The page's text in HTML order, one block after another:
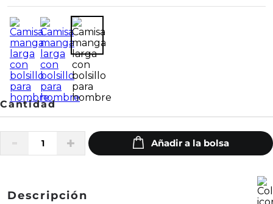
Descripción